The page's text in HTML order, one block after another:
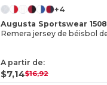
+4
Augusta Sportswear 1508
A partir de:
$7,14$16,92